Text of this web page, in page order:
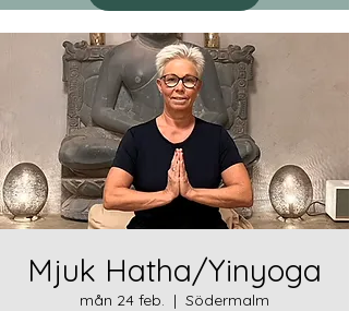
Mjuk Hatha/Yinyoga
mån 24 feb.
  |
Södermalm